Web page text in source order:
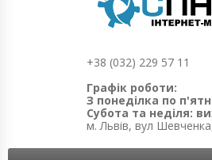
+38 (032) 229 57 11
Графік роботи:
З понеділка по
Субота та неділя:
м. Львів, вул